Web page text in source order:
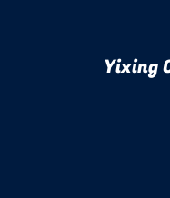
Yixing